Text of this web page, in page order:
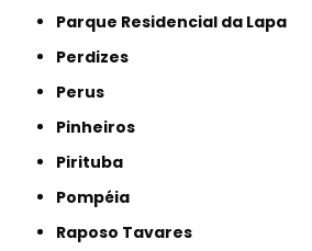
Parque Residencial da Lapa
Perdizes
Perus
Pinheiros
Pirituba
Pompéia
Raposo Tavares